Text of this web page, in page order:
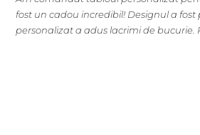
fost un cadou incredibil! Designul a fost
personalizat a adus lacrimi de bucurie.